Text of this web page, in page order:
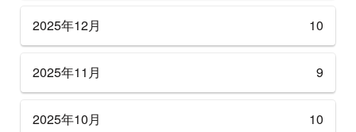
2025年12月 10
2025年11月 9
2025年10月 10